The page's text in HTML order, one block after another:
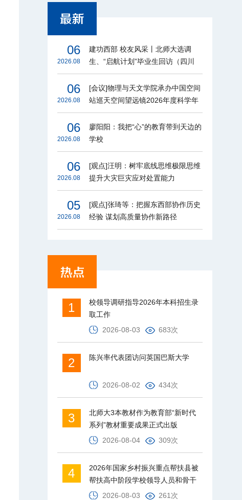
06
2026.08
建功西部 校友风采丨北师大选调
生、“启航计划”毕业生回访（四川
篇）
06
2026.08
[会议]物理与天文学院承办中国空间
站巡天空间望远镜2026年度科学年
会
06
2026.08
廖阳阳：我把“心”的教育带到天边的
学校
06
2026.08
[观点]汪明：树牢底线思维极限思维
提升大灾巨灾应对处置能力
05
2026.08
[观点]张琦等：把握东西部协作历史
经验 谋划高质量协作新路径
1
校领导调研指导2026年本科招生录
取工作
2026-08-03
683次
2 陈兴率代表团访问英国巴斯大学
2026-08-02 434次
3
北师大3本教材作为教育部“新时代
系列”教材重要成果正式出版
2026-08-04
309次
4
2026年国家乡村振兴重点帮扶县被
帮扶高中阶段学校领导人员和骨干
教师培训班在北京师范大学举办
2026-08-03 261次